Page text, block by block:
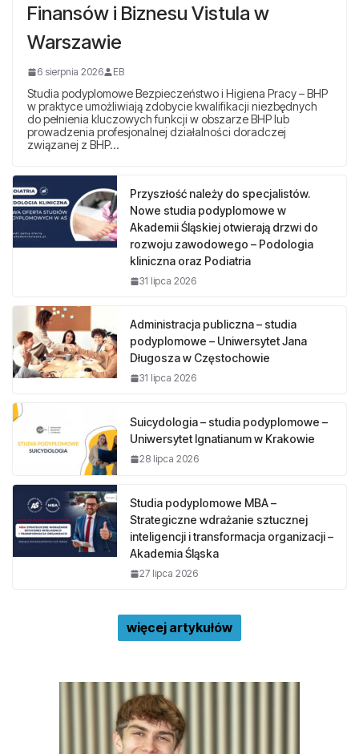
Finansów i Biznesu Vistula w
Warszawie
6 sierpnia 2026 EB
Studia podyplomowe Bezpieczeństwo i Higiena Pracy – BHP
w praktyce umożliwiają zdobycie kwalifikacji niezbędnych
do pełnienia kluczowych funkcji w obszarze BHP lub
prowadzenia profesjonalnej działalności doradczej
związanej z BHP…
Przyszłość należy do specjalistów.
Nowe studia podyplomowe w
Akademii Śląskiej otwierają drzwi do
rozwoju zawodowego – Podologia
kliniczna oraz Podiatria
31 lipca 2026
Administracja publiczna – studia
podyplomowe – Uniwersytet Jana
Długosza w Częstochowie
31 lipca 2026
Suicydologia – studia podyplomowe –
Uniwersytet Ignatianum w Krakowie
28 lipca 2026
Studia podyplomowe MBA –
Strategiczne wdrażanie sztucznej
inteligencji i transformacja organizacji –
Akademia Śląska
27 lipca 2026
więcej artykułów